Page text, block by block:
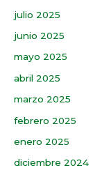
julio 2025
junio 2025
mayo 2025
abril 2025
marzo 2025
febrero 2025
enero 2025
diciembre 2024